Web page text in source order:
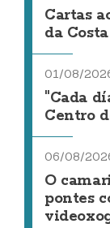
Cartas
da
01/08/
"Cada
Centro
06/08/
O
pontes